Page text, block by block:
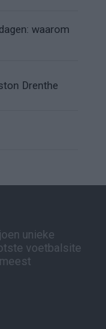
waarom
Drenthe
unieke
voetbalsite